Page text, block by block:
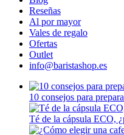
Reseñas
Al por mayor
Vales de regalo
Ofertas
Outlet
info@baristashop.es
10 consejos para
Té de la cápsula ECO,